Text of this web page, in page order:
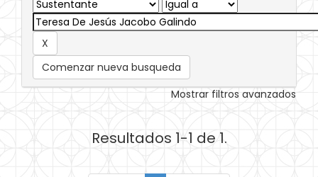
Comenzar nueva busqueda
Mostrar filtros avanzados
Resultados 1-1 de 1.